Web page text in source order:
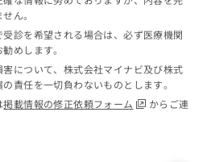
ん。
診を希望される場合は、必ず医療機関
めします。
について、株式会社マイナビ及び株式
責任を一切負わないものとします。
掲載情報の修正依頼フォーム
からご連